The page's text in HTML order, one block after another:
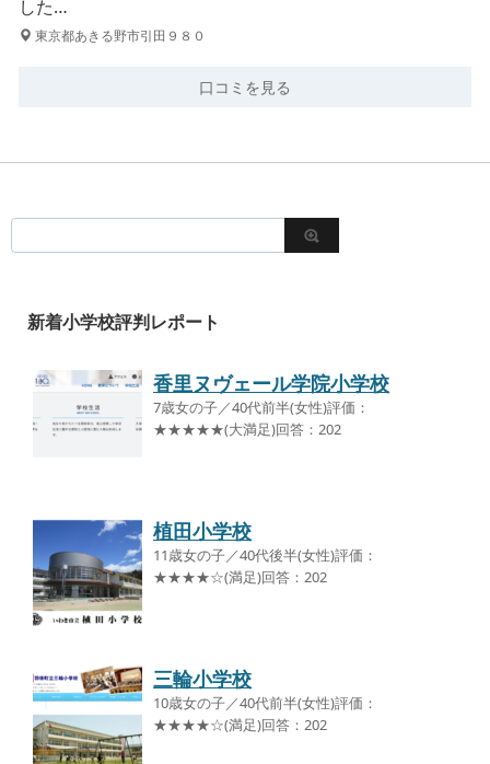
した…
東京都あきる野市引田９８０
口コミを見る
新着小学校評判レポート
香里ヌヴェール学院小学校
7歳女の子／40代前半(女性)評価：
★★★★★(大満足)回答：202
植田小学校
11歳女の子／40代後半(女性)評価：
★★★★☆(満足)回答：202
三輪小学校
10歳女の子／40代前半(女性)評価：
★★★★☆(満足)回答：202